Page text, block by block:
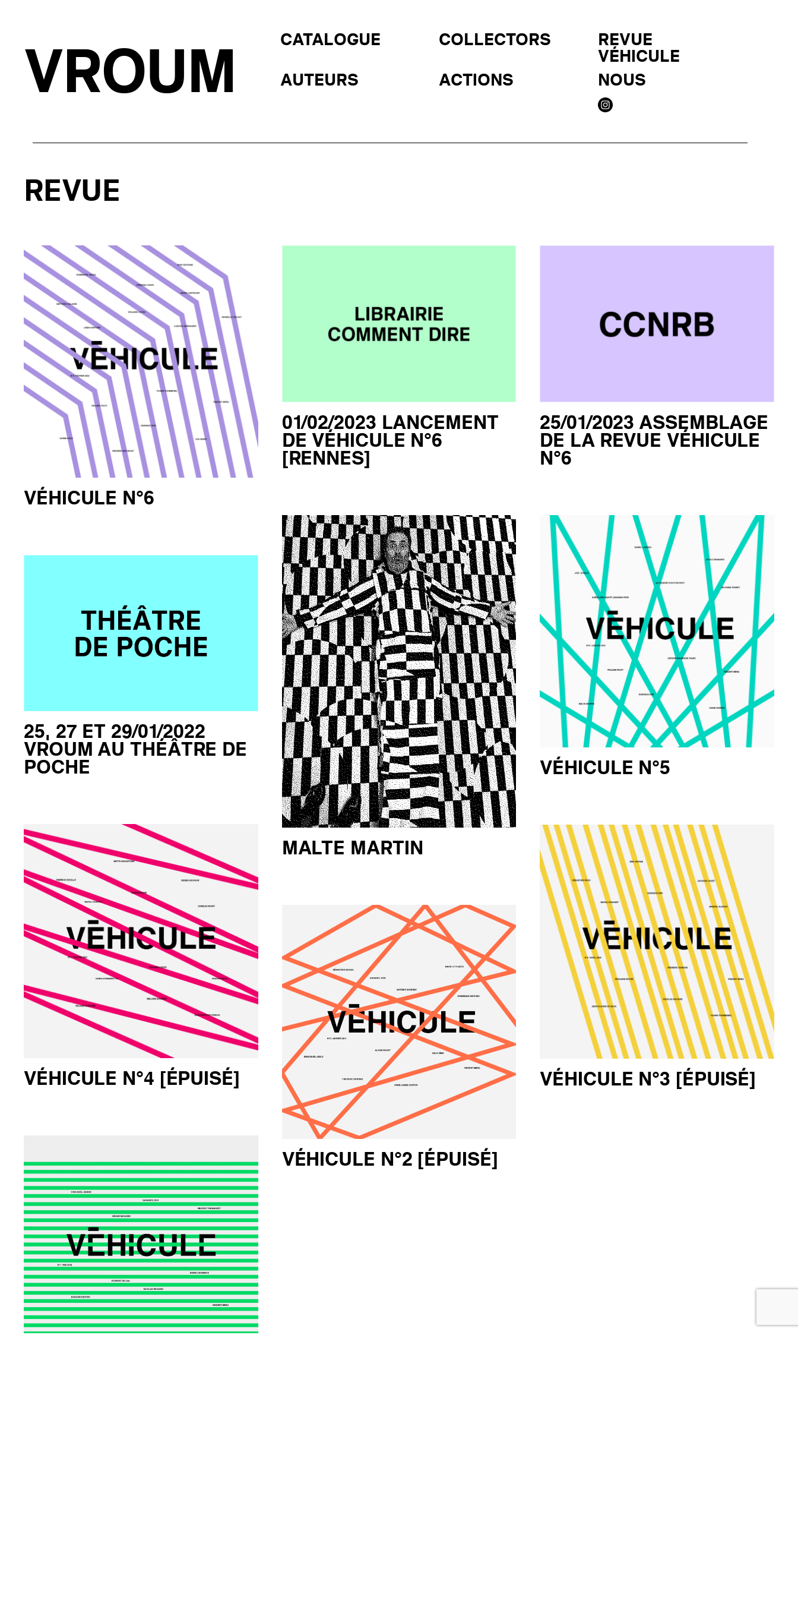
VROUM CATALOGUE COLLECTORS REVUE
VÉHICULE
AUTEURS
ACTIONS NOUS
REVUE
VÉHICULE N°6
01/02/2023 LANCEMENT
DE VÉHICULE N°6
[RENNES]
25/01/2023 ASSEMBLAGE
DE LA REVUE VÉHICULE
N°6
MALTE MARTIN
VÉHICULE N°5
25, 27 ET 29/01/2022
VROUM AU THÉÂTRE DE
POCHE
VÉHICULE N°4 [ÉPUISÉ] VÉHICULE N°3 [ÉPUISÉ]
VÉHICULE N°2 [ÉPUISÉ]